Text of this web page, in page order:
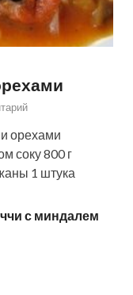
орехами
соку 800 г
1 штука
с миндалем